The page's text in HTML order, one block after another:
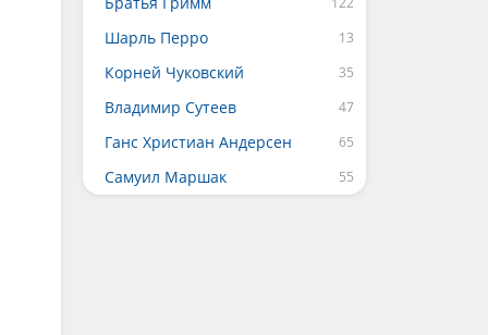
Шарль Перро
Корней Чуковский
Владимир Сутеев
Ганс Христиан Андерсен
Самуил Маршак